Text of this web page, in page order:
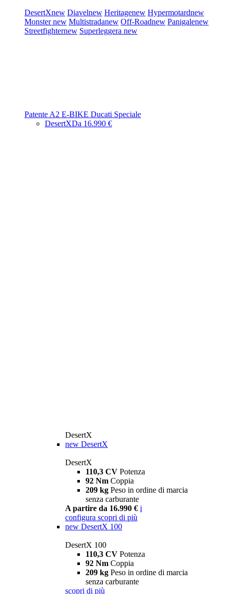
DesertXnew Diavelnew Heritagenew Hypermotardnew
Monsternew Multistradanew Off-Roadnew Panigalenew
Streetfighternew Superleggera new
Patente A2 E-BIKE Ducati Speciale
DesertXDa 16.990 €
DesertX
new DesertX
DesertX
110,3 CV Potenza
92 Nm Coppia
209 kg Peso in ordine di marcia
senza carburante
A partire da 16.990 € i
configura scopri di più
new DesertX 100
DesertX 100
110,3 CV Potenza
92 Nm Coppia
209 kg Peso in ordine di marcia
senza carburante
scopri di più